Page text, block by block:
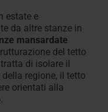
estate e
da altre stanze in
mansardate
del tetto
di isolare il
regione, il tetto
orientati alla
.